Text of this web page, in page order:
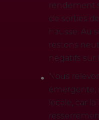
rendement
de sorties
hausse. Au
restons
négatifs sur
Nous
émergente,
locale, car